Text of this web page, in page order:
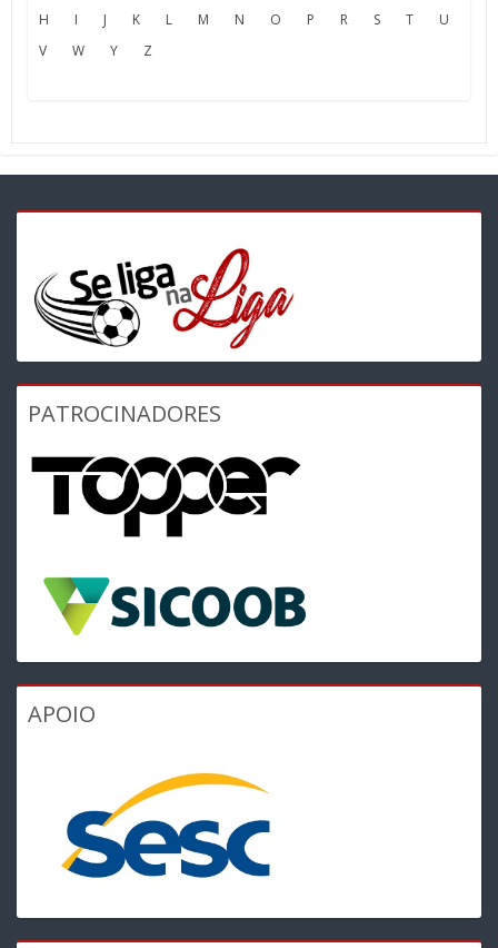
H
I J K L M N O P R S T
U
V
W Y Z
PATROCINADORES
APOIO